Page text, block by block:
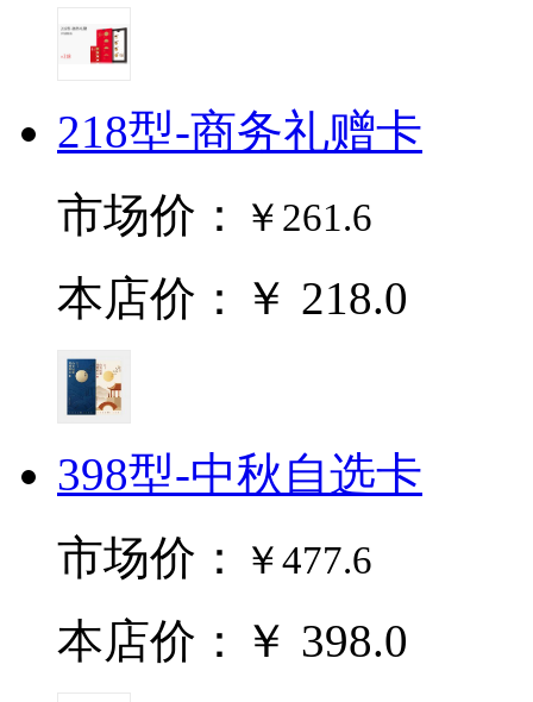
218型-商务礼赠卡
市场价：
￥261.6
本店价：￥ 218.0
398型-中秋自选卡
市场价：
￥477.6
本店价：￥ 398.0